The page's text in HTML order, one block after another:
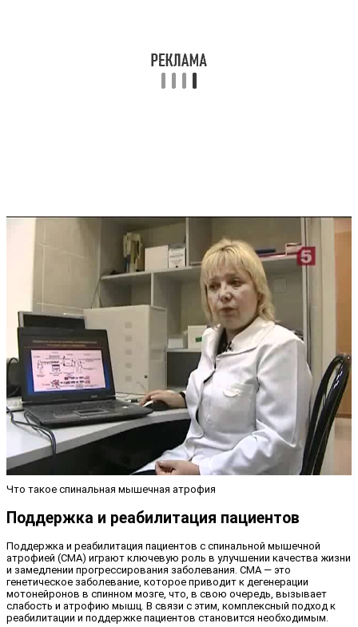
Что такое спинальная мышечная атрофия
Поддержка и реабилитация пациентов
Поддержка и реабилитация пациентов с спинальной мышечной
атрофией (СМА) играют ключевую роль в улучшении качества жизни
и замедлении прогрессирования заболевания. СМА — это
генетическое заболевание, которое приводит к дегенерации
мотонейронов в спинном мозге, что, в свою очередь, вызывает
слабость и атрофию мышц. В связи с этим, комплексный подход к
реабилитации и поддержке пациентов становится необходимым.